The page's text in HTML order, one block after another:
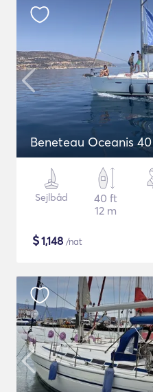
Beneteau Oceanis 40
Sejlbåd
40 ft
12 m
$1,148 /nat